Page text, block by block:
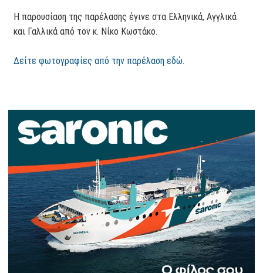
Η παρουσίαση της παρέλασης έγινε στα Ελληνικά, Αγγλικά
και Γαλλικά από τον κ. Νίκο Κωστάκο.
Δείτε φωτογραφίες από την παρέλαση εδώ.